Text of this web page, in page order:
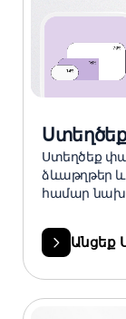
Ստեղծեք
ձևաթղթեր
համար
Անցեք